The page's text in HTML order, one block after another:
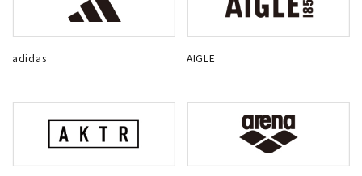
adidas AIGLE